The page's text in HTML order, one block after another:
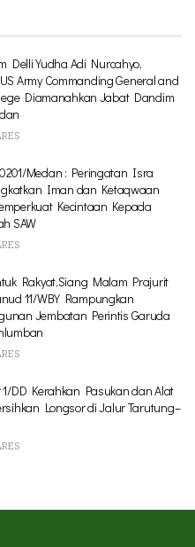
Delli Yudha Adi Nurcahyo,
Army Commanding General and
Diamanahkan Jabat Dandim
Medan : Peringatan Isra
Iman dan Ketaqwaan
Kecintaan Kepada
SAW
Rakyat,Siang Malam Prajurit
11/WBY Rampungkan
Jembatan Perintis Garuda
1/DD Kerahkan Pasukan dan Alat
Longsor di Jalur Tarutung–